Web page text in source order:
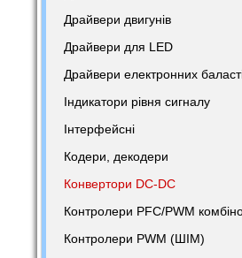
Драйвери двигунів
Драйвери для LED
Драйвери електронних
Індикатори рівня сигналу
Інтерфейсні
Кодери, декодери
Конвертори DC-DC
Контролери PFC/PWM
Контролери PWM (ШІМ)